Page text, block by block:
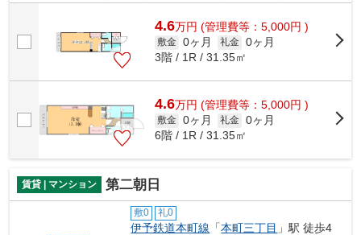
事済み物件です。お客様のご希望に適...
4.6万円 (管理費等：5,000円 )
敷金 0ヶ月 礼金 0ヶ月
3階 / 1R / 31.35㎡
4.6万円 (管理費等：5,000円 )
敷金 0ヶ月 礼金 0ヶ月
6階 / 1R / 31.35㎡
賃貸 | マンション 第二朝日
敷0 礼0
伊予鉄道本町線 「本町三丁目 」駅 徒歩4